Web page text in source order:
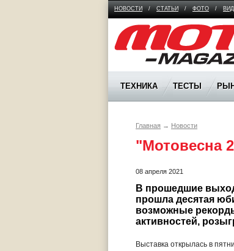
НОВОСТИ / СТАТЬИ / ФОТО /
Moto Magazine
ТЕХНИКА ТЕСТЫ
Главная → Новости
"Мотовесна
08 апреля 2021
В прошедшие
прошла десятая
возможные
активностей,
Выставка открылась в